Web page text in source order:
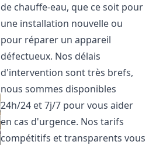
de chauffe-eau, que ce soit pour
une installation nouvelle ou
pour réparer un appareil
défectueux. Nos délais
d'intervention sont très brefs,
nous sommes disponibles
24h/24 et 7j/7 pour vous aider
en cas d'urgence. Nos tarifs
compétitifs et transparents vous